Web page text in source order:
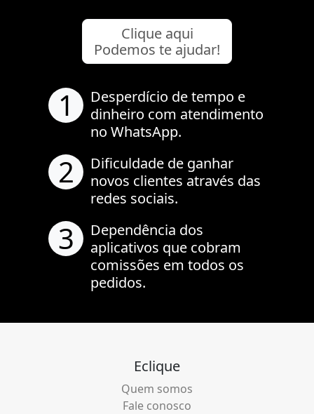
Clique aqui
Podemos te ajudar!
1
Desperdício de tempo e
dinheiro com atendimento
no WhatsApp.
2
Dificuldade de ganhar
novos clientes através das
redes sociais.
3
Dependência dos
aplicativos que cobram
comissões em todos os
pedidos.
Eclique
Quem somos
Fale conosco